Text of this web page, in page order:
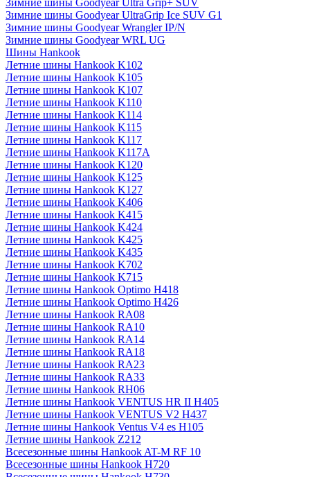
Зимние шины Goodyear Ultra Grip+ SUV
Зимние шины Goodyear UltraGrip Ice SUV G1
Зимние шины Goodyear Wrangler IP/N
Зимние шины Goodyear WRL UG
Шины Hankook
Летние шины Hankook K102
Летние шины Hankook K105
Летние шины Hankook K107
Летние шины Hankook K110
Летние шины Hankook K114
Летние шины Hankook K115
Летние шины Hankook K117
Летние шины Hankook K117A
Летние шины Hankook K120
Летние шины Hankook K125
Летние шины Hankook K127
Летние шины Hankook K406
Летние шины Hankook K415
Летние шины Hankook K424
Летние шины Hankook K425
Летние шины Hankook K435
Летние шины Hankook K702
Летние шины Hankook K715
Летние шины Hankook Optimo H418
Летние шины Hankook Optimo H426
Летние шины Hankook RA08
Летние шины Hankook RA10
Летние шины Hankook RA14
Летние шины Hankook RA18
Летние шины Hankook RA23
Летние шины Hankook RA33
Летние шины Hankook RH06
Летние шины Hankook VENTUS HR II H405
Летние шины Hankook VENTUS V2 H437
Летние шины Hankook Ventus V4 es H105
Летние шины Hankook Z212
Всесезонные шины Hankook AT-M RF 10
Всесезонные шины Hankook H720